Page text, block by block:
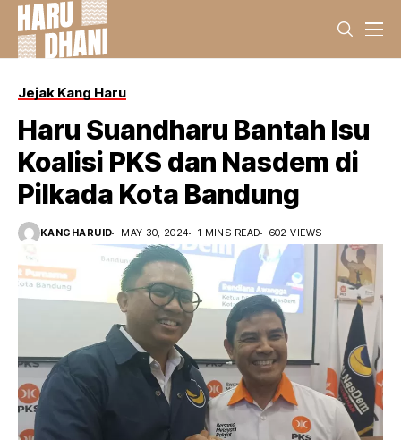
Jejak Kang Haru
Haru Suandharu Bantah Isu
Koalisi PKS dan Nasdem di
Pilkada Kota Bandung
KANGHARUID MAY 30, 2024 1 MINS READ 602 VIEWS